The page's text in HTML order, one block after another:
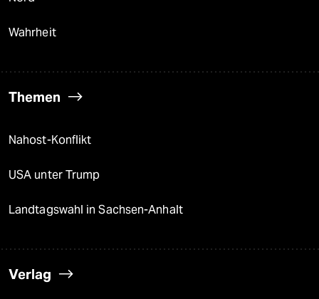
Wahrheit
Themen
Nahost-Konflikt
USA unter Trump
Landtagswahl in Sachsen-Anhalt
Verlag